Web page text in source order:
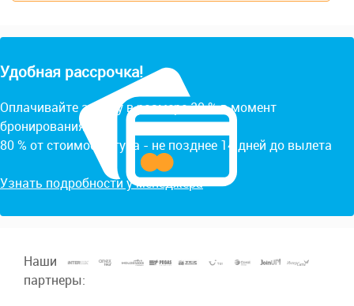
Удобная рассрочка!
Оплачивайте заявку в размере 20 % в момент
бронирования.
80 % от стоимости тура - не позднее 14 дней до вылета
Узнать подробности у менеджера
Наши
партнеры: